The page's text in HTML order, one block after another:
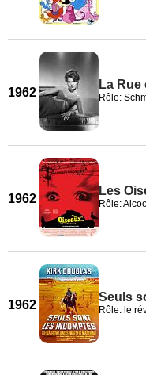
1962
La Rue
Rôle:
1962
Les
Rôle:
1962
Seuls
Rôle: le